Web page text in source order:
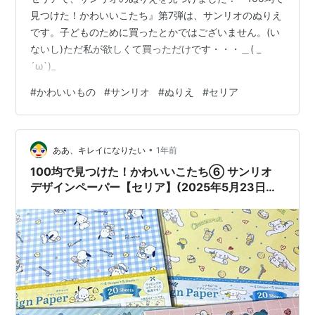
見つけた！かわいいこたち』第7弾は、サンリオのぬりえ
です。子どものために買ったとかではございません。(い
ないし)ただ私が欲しくて買っただけです・・・＿( _
´ω`)_
#かわいいもの #サンリオ #ぬりえ #セリア
ああ、キレイになりたい • 1年前
100均で見つけた！かわいいこたち⑥ サンリオ
デザインペーパー【セリア】(2025年5月23日購